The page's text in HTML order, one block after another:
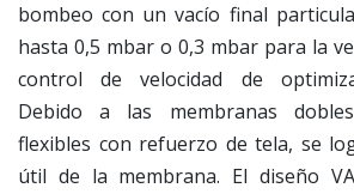
bombeo con un vacío final
hasta 0,5 mbar o 0,3 mbar para la
control de velocidad de
Debido a las membranas
flexibles con refuerzo de tela, se
útil de la membrana. El diseño